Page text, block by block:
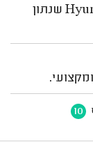
טיפול 10 אלף לרכב מסוג Hyundai שנתון
10